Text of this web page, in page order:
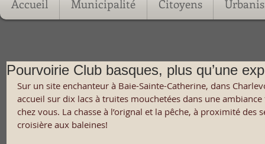
Accueil Municipalité Citoyens
Pourvoirie Club basques, plus qu’une
Sur un site enchanteur à Baie-Sainte-Catherine, dans
accueil sur dix lacs à truites mouchetées dans une
chez vous. La chasse à l’orignal et la pêche, à proximité des
croisière aux baleines!